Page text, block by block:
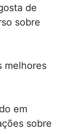
de
sobre
melhores
em
sobre